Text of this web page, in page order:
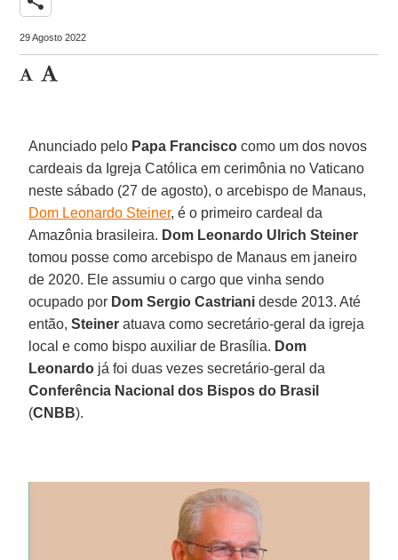
29 Agosto 2022
Anunciado pelo Papa Francisco como um dos novos
cardeais da Igreja Católica em cerimônia no Vaticano
neste sábado (27 de agosto), o arcebispo de Manaus,
Dom Leonardo Steiner, é o primeiro cardeal da
Amazônia brasileira. Dom Leonardo Ulrich Steiner
tomou posse como arcebispo de Manaus em janeiro
de 2020. Ele assumiu o cargo que vinha sendo
ocupado por Dom Sergio Castriani desde 2013. Até
então,Steiner atuava como secretário-geral da igreja
local e como bispo auxiliar de Brasília. Dom
Leonardo já foi duas vezes secretário-geral da
Conferência Nacional dos Bispos do Brasil
(CNBB).